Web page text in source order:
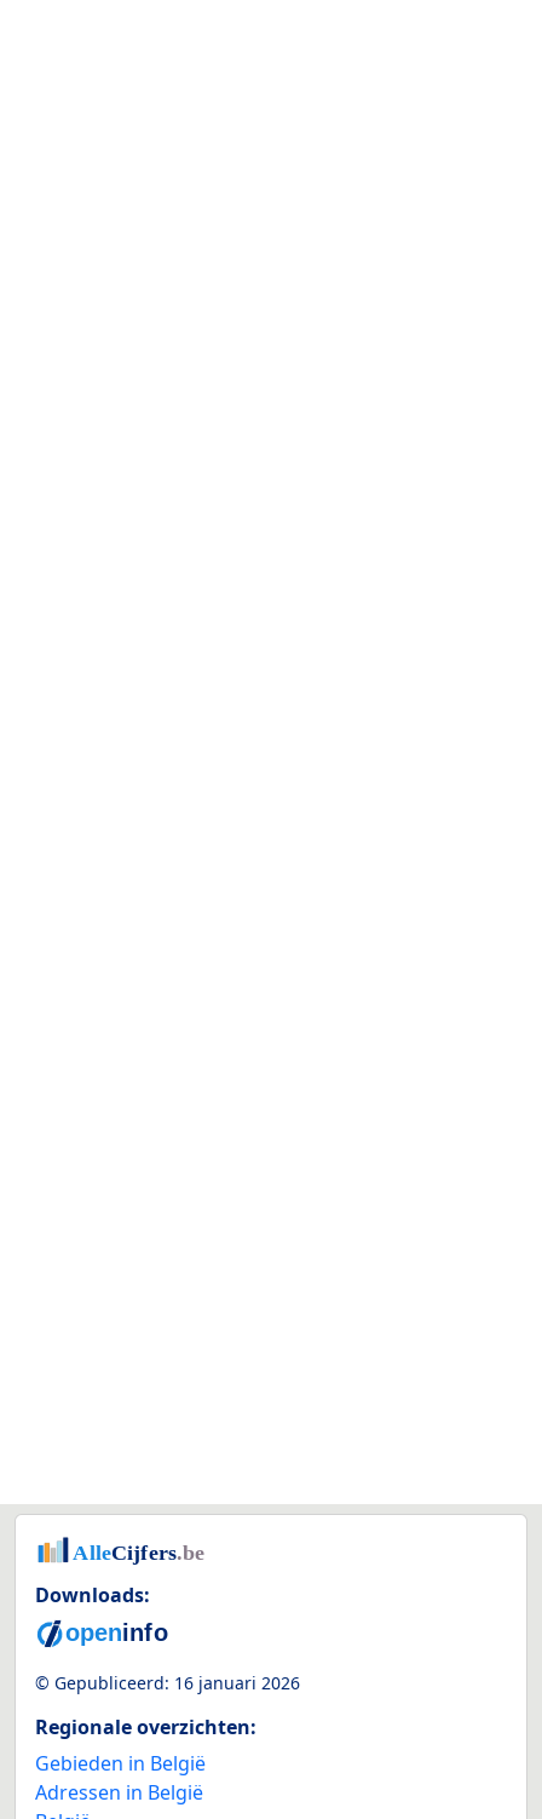
Downloads:
© Gepubliceerd: 16 januari 2026
Regionale overzichten:
Gebieden in België
Adressen in België